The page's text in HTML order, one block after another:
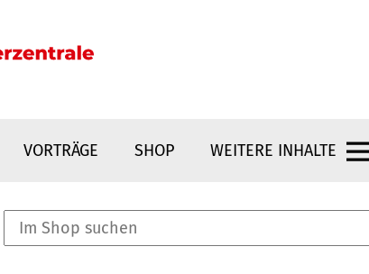
VORTRÄGE SHOP WEITERE INHALTE